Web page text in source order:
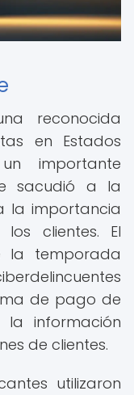
reconocida
en Estados
importante
sacudió a la
la importancia
clientes. El
la temporada
de pago de
información
de clientes.
utilizaron